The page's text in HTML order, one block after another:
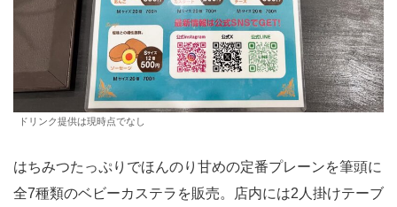
ドリンク提供は現時点でなし
はちみつたっぷりでほんのり甘めの定番プレーンを筆頭に
全7種類のベビーカステラを販売。店内には2人掛けテーブ